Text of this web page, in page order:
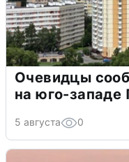
Очевидцы
на юго-западе
5 августа 0